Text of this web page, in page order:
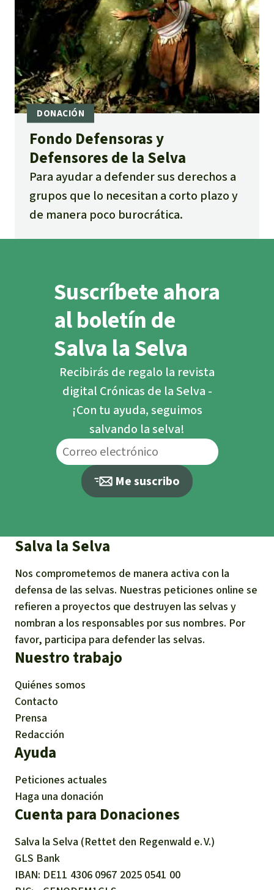
Fondo Defensoras y
Defensores de la Selva
Para ayudar a defender sus derechos a
grupos que lo necesitan a corto plazo y
de manera poco burocrática.
Suscríbete ahora
al boletín de
Salva la Selva
Recibirás de regalo la revista
digital Crónicas de la Selva -
¡Con tu ayuda, seguimos
salvando la selva!
Me suscribo
Salva la Selva
Nos comprometemos de manera activa con la
defensa de las selvas. Nuestras peticiones online se
refieren a proyectos que destruyen las selvas y
nombran a los responsables por sus nombres. Por
favor, participa para defender las selvas.
Nuestro trabajo
Quiénes somos
Contacto
Prensa
Redacción
Ayuda
Peticiones actuales
Haga una donación
Cuenta para Donaciones
Salva la Selva (Rettet den Regenwald e. V.)
GLS Bank
IBAN DE11 4306 0967 2025 0541 00